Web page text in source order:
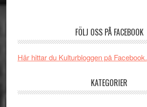
FÖLJ OSS PÅ FACEBOOK
Här hittar du Kulturbloggen på Facebook.
KATEGORIER